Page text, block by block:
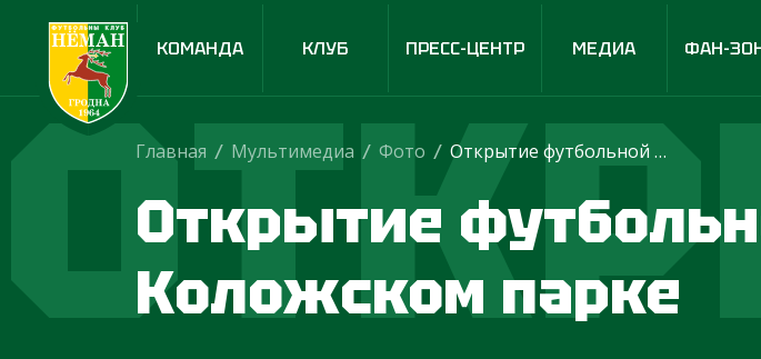
КОМАНДА КЛУБ ПРЕСС-ЦЕНТР МЕДИА ФАН-
Главная / Мультимедиа / Фото / Открытие футбольной площадки в Коложском парке
Открытие
Коложском парке